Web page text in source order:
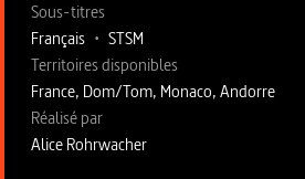
Sous-titres
Français • STSM
Territoires disponibles
France, Dom/Tom, Monaco, Andorre
Fiche technique section droite
Réalisé par
Alice Rohrwacher